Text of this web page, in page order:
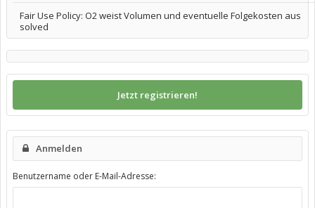
Fair Use Policy: O2 weist Volumen und eventuelle Folgekosten aus
solved
Jetzt registrieren!
Anmelden
Benutzername oder E-Mail-Adresse: